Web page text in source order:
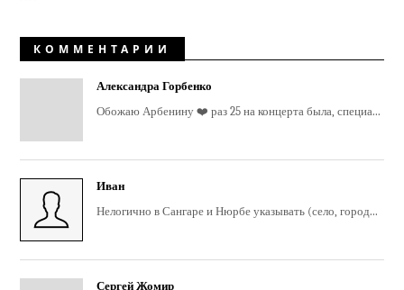
КОММЕНТАРИИ
Александра Горбенко
Обожаю Арбенину ❤️ раз 25 на концерта была, специа...
Иван
Нелогично в Сангаре и Нюрбе указывать (село, город...
Сергей Жомир